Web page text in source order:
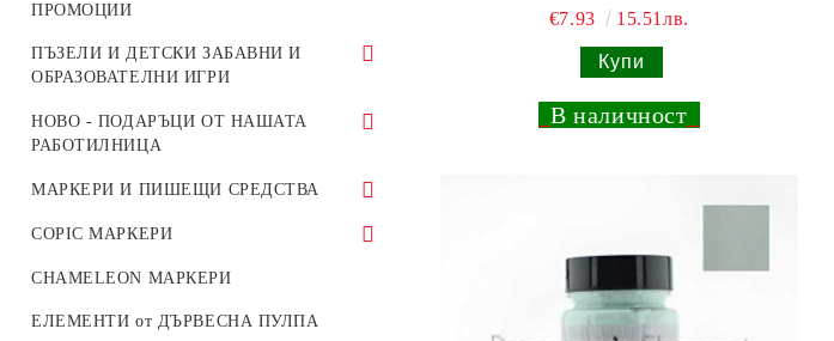
ПРОМОЦИИ
ПЪЗЕЛИ И ДЕТСКИ ЗАБАВНИ И
ОБРАЗОВАТЕЛНИ ИГРИ
ROBOTIME 3D ПЪЗЕЛИ
ПЪЗЕЛИ 2000 ЧАСТИ
НОВО - ПОДАРЪЦИ ОТ НАШАТА
РАБОТИЛНИЦА
КНИГИРАЗДЕЛИТЕЛИ
ДЪСКА ЗА РЯЗАНЕ - Кухненска
МАРКЕРИ И ПИШЕЩИ СРЕДСТВА
Акрилни Маркери
Акварелни Маркери
Маркери за Текстил
COPIC МАРКЕРИ
COPIC CIAO
COPIC КОМПЛЕКТИ
CHAMELEON МАРКЕРИ
ЕЛЕМЕНТИ от ДЪРВЕСНА ПУЛПА
€7.93 15.51лв.
_В наличност